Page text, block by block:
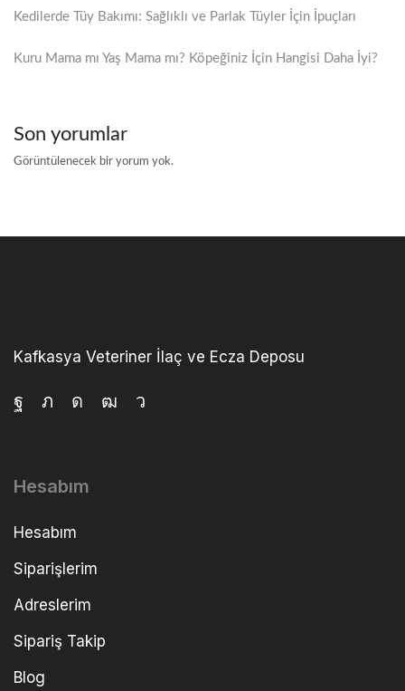
Kedilerde Tüy Bakımı: Sağlıklı ve Parlak Tüyler İçin İpuçları
Kuru Mama mı Yaş Mama mı? Köpeğiniz İçin Hangisi Daha İyi?
Son yorumlar
Görüntülenecek bir yorum yok.
Kafkasya Veteriner İlaç ve Ecza Deposu
Hesabım
Hesabım
Siparişlerim
Adreslerim
Sipariş Takip
Blog